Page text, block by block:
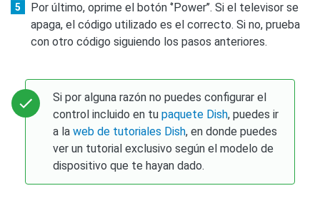
Por último, oprime el botón ‘’Power’’. Si el televisor se
apaga, el código utilizado es el correcto. Si no, prueba
con otro código siguiendo los pasos anteriores.
Si por alguna razón no puedes configurar el
control incluido en tupaquete Dish, puedes ir
a laweb de tutoriales Dish, en donde puedes
ver un tutorial exclusivo según el modelo de
dispositivo que te hayan dado.